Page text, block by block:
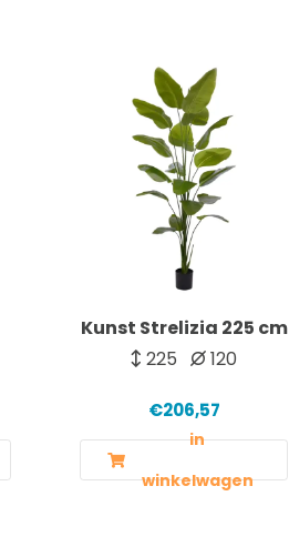
Kunst Strelizia 225 cm
225
120
€206,57
in
winkelwagen